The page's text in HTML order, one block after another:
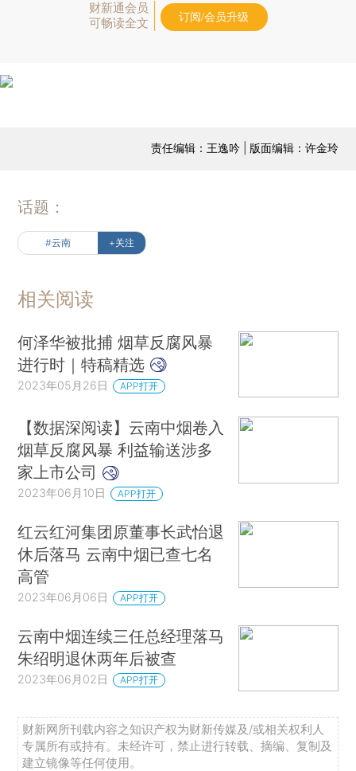
财新通会员
可畅读全文
订阅/会员升级
责任编辑：王逸吟 | 版面编辑：许金玲
话题：
#云南 +关注
相关阅读
何泽华被批捕 烟草反腐风暴
进行时｜特稿精选
2023年05月26日 APP打开
【数据深阅读】云南中烟卷入
烟草反腐风暴 利益输送涉多
家上市公司
2023年06月10日 APP打开
红云红河集团原董事长武怡退
休后落马 云南中烟已查七名
高管
2023年06月06日 APP打开
云南中烟连续三任总经理落马
朱绍明退休两年后被查
2023年06月02日 APP打开
财新网所刊载内容之知识产权为财新传媒及/或相关权利人
专属所有或持有。未经许可，禁止进行转载、摘编、复制及
建立镜像等任何使用。